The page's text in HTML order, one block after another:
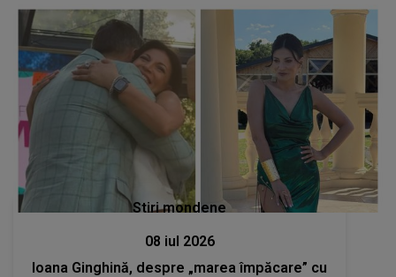
Stiri mondene
08 iul 2026
Ioana Ginghină, despre „marea împăcare” cu